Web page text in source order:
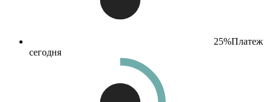
25%Платеж
сегодня